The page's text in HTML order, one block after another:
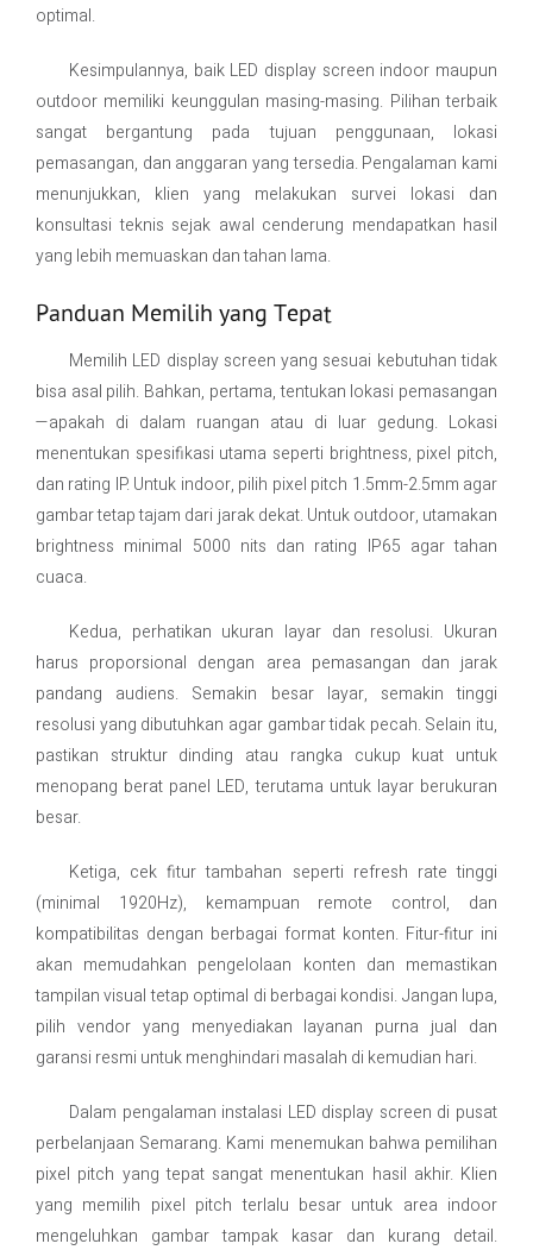
optimal.
Kesimpulannya, baik LED display screen indoor maupun
outdoor memiliki keunggulan masing-masing. Pilihan terbaik
sangat bergantung pada tujuan penggunaan, lokasi
pemasangan, dan anggaran yang tersedia. Pengalaman kami
menunjukkan, klien yang melakukan survei lokasi dan
konsultasi teknis sejak awal cenderung mendapatkan hasil
yang lebih memuaskan dan tahan lama.
Panduan Memilih yang Tepat
Memilih LED display screen yang sesuai kebutuhan tidak
bisa asal pilih. Bahkan, pertama, tentukan lokasi pemasangan
—apakah di dalam ruangan atau di luar gedung. Lokasi
menentukan spesifikasi utama seperti brightness, pixel pitch,
dan rating IP. Untuk indoor, pilih pixel pitch 1.5mm-2.5mm agar
gambar tetap tajam dari jarak dekat. Untuk outdoor, utamakan
brightness minimal 5000 nits dan rating IP65 agar tahan
cuaca.
Kedua, perhatikan ukuran layar dan resolusi. Ukuran
harus proporsional dengan area pemasangan dan jarak
pandang audiens. Semakin besar layar, semakin tinggi
resolusi yang dibutuhkan agar gambar tidak pecah. Selain itu,
pastikan struktur dinding atau rangka cukup kuat untuk
menopang berat panel LED, terutama untuk layar berukuran
besar.
Ketiga, cek fitur tambahan seperti refresh rate tinggi
(minimal 1920Hz), kemampuan remote control, dan
kompatibilitas dengan berbagai format konten. Fitur-fitur ini
akan memudahkan pengelolaan konten dan memastikan
tampilan visual tetap optimal di berbagai kondisi. Jangan lupa,
pilih vendor yang menyediakan layanan purna jual dan
garansi resmi untuk menghindari masalah di kemudian hari.
Dalam pengalaman instalasi LED display screen di pusat
perbelanjaan Semarang. Kami menemukan bahwa pemilihan
pixel pitch yang tepat sangat menentukan hasil akhir. Klien
yang memilih pixel pitch terlalu besar untuk area indoor
mengeluhkan gambar tampak kasar dan kurang detail.